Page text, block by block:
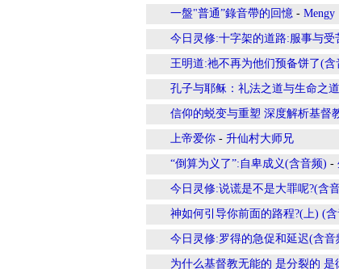
一盤"普通”錄音帶的回憶 - Mengy
今日灵修:十字架的道路:服事与受
王明道:祂不再为他们预备饼了(含
孔子与耶稣：礼法之道与生命之
信仰的蜕变与重塑 深度解析基督
上帝爱你 - 升仙村大师兄
“倒算为义了”:自卑成义(含音频) -
今日灵修:说谎是不是大罪呢?(含音
神如何引导你前面的路程?(上) (
今日灵修:罗得的急促和延迟(含音
为什么基督教无能的 是分裂的